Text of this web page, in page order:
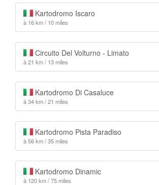
Kartodromo Iscaro
à 16 km / 10 miles
Circuito Del Volturno - Limato
à 21 km / 13 miles
Kartodromo Di Casaluce
à 34 km / 21 miles
Kartodromo Pista Paradiso
à 56 km / 35 miles
Kartodromo Dinamic
à 120 km / 75 miles